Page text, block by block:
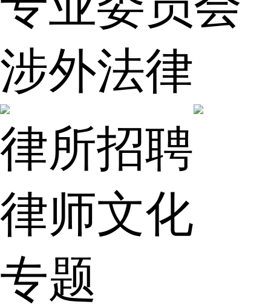
涉外法律
律所招聘
律师文化
专题